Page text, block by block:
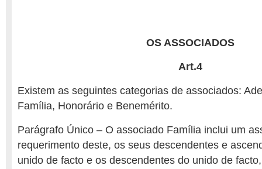
OS ASSOCIADOS
Art.4
Existem as seguintes categorias de associados:
Família, Honorário e Benemérito.
Parágrafo Único – O associado Família inclui um
requerimento deste, os seus descendentes e
unido de facto e os descendentes do unido de